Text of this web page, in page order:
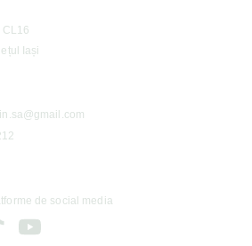
CL16
Iași
de social media